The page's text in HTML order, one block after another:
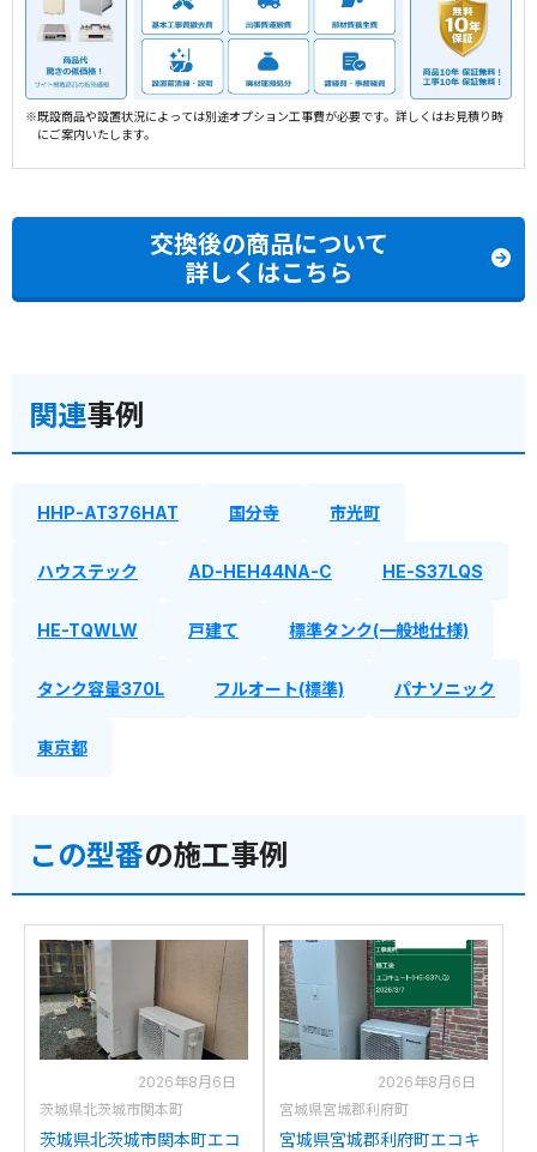
※既設商品や設置状況によっては別途オプション工事費が必要です。詳しくはお見積り時
にご案内いたします。
交換後の商品について
詳しくはこちら
関連事例
HHP-AT376HAT 国分寺 市光町
ハウステック AD-HEH44NA-C HE-S37LQS
HE-TQWLW 戸建て 標準タンク(一般地仕様)
タンク容量370L フルオート(標準) パナソニック
東京都
この型番の施工事例
2026年8月6日
茨城県北茨城市関本町
茨城県北茨城市関本町エコ
2026年8月6日
宮城県宮城郡利府町
宮城県宮城郡利府町エコキ